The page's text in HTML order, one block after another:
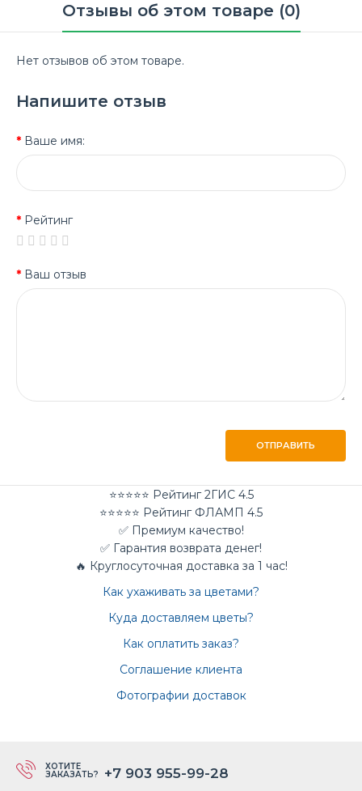
Отзывы об этом товаре (0)
Нет отзывов об этом товаре.
Напишите отзыв
Ваше имя:
Рейтинг
Ваш отзыв
ОТПРАВИТЬ
⭐⭐⭐⭐⭐ Рейтинг 2ГИС 4.5
⭐⭐⭐⭐⭐ Рейтинг ФЛАМП 4.5
✅ Премиум качество!
✅ Гарантия возврата денег!
🔥 Круглосуточная доставка за 1 час!
Как ухаживать за цветами?
Куда доставляем цветы?
Как оплатить заказ?
Соглашение клиента
Фотографии доставок
ХОТИТЕ
ЗАКАЗАТЬ? +7 903 955-99-28